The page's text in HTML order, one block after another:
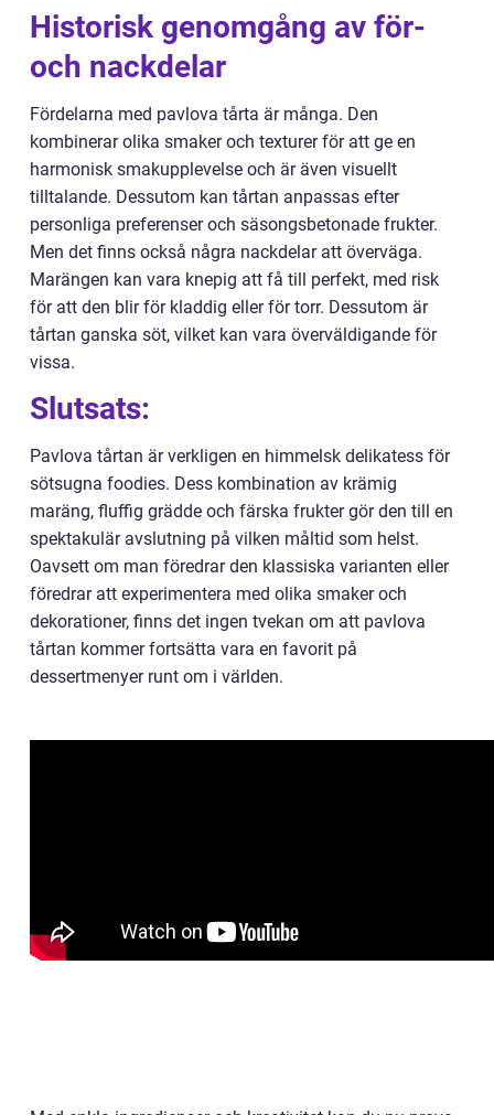
Historisk genomgång av för-
och nackdelar
Fördelarna med pavlova tårta är många. Den
kombinerar olika smaker och texturer för att ge en
harmonisk smakupplevelse och är även visuellt
tilltalande. Dessutom kan tårtan anpassas efter
personliga preferenser och säsongsbetonade frukter.
Men det finns också några nackdelar att överväga.
Marängen kan vara knepig att få till perfekt, med risk
för att den blir för kladdig eller för torr. Dessutom är
tårtan ganska söt, vilket kan vara överväldigande för
vissa.
Slutsats:
Pavlova tårtan är verkligen en himmelsk delikatess för
sötsugna foodies. Dess kombination av krämig
maräng, fluffig grädde och färska frukter gör den till en
spektakulär avslutning på vilken måltid som helst.
Oavsett om man föredrar den klassiska varianten eller
föredrar att experimentera med olika smaker och
dekorationer, finns det ingen tvekan om att pavlova
tårtan kommer fortsätta vara en favorit på
dessertmenyer runt om i världen.